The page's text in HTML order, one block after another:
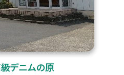
デニムの原